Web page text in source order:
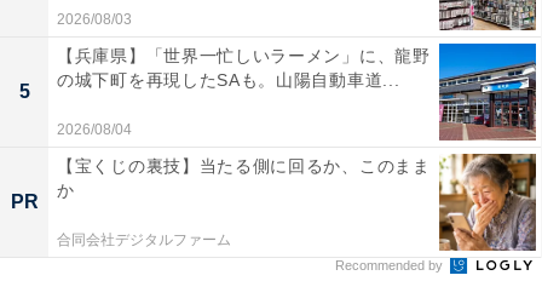
1位：銀山温泉（101票）
圧倒的な得票数で1位に選ばれたのは「銀山温泉」でし
た！ 大正ロマン漂うノスタルジックな町並みは、春の柔
らかな光の中でより一層情緒深く感じられます。雪が消
2026/08/03
5
【兵庫県】「世界一忙しいラーメン」に、龍野
の城下町を再現したSAも。山陽自動車道...
2026/08/04
PR
【宝くじの裏技】当たる側に回るか、このまま
か
合同会社デジタルファーム
Recommended by